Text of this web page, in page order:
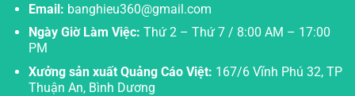
Email: banghieu360@gmail.com
Ngày Giờ Làm Việc: Thứ 2 – Thứ 7 / 8:00 AM – 17:00
PM
Xưởng sản xuất Quảng Cáo Việt: 167/6 Vĩnh Phú 32, TP
Thuận An, Bình Dương